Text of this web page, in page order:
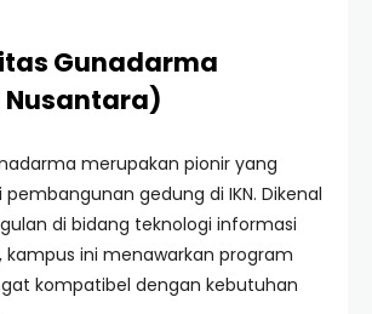
Gunadarma
Nusantara)
merupakan pionir yang
gedung di IKN. Dikenal
di bidang teknologi informasi
ini menawarkan program
kompatibel dengan kebutuhan